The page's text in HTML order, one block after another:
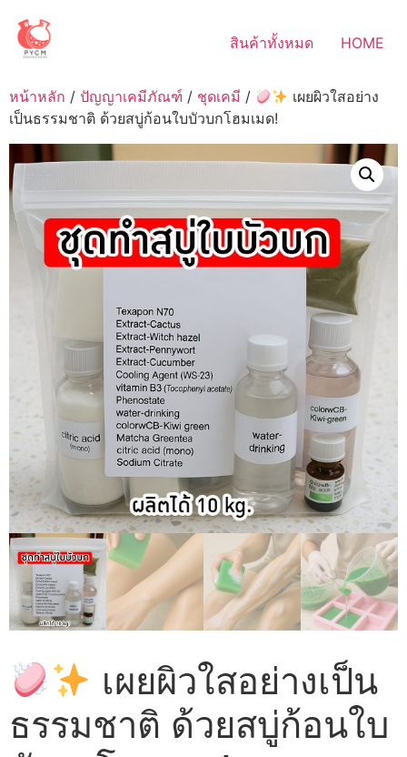
content
สินค้าทั้งหมด HOME
หน้าหลัก / ปัญญาเคมีภัณฑ์ / ชุดเคมี /
เผยผิวใสอย่าง
เป็นธรรมชาติ ด้วยสบู่ก้อนใบบัวบกโฮมเมด!
เผยผิวใสอย่างเป็น
ธรรมชาติ ด้วยสบู่ก้อนใบ